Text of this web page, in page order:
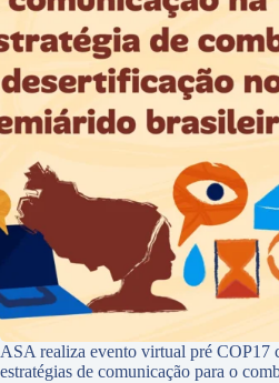
ASA realiza evento virtual pré COP17
estratégias de comunicação para o